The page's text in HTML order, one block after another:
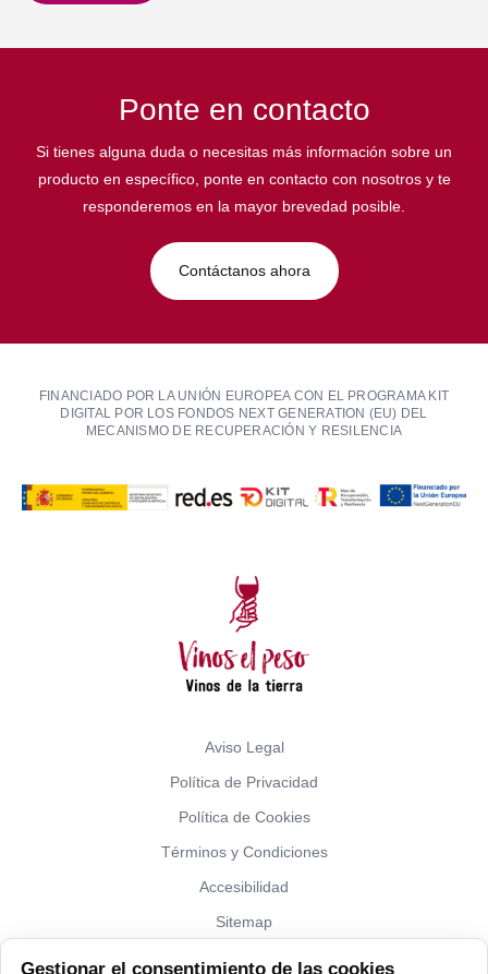
Ponte en contacto
Si tienes alguna duda o necesitas más información sobre un
producto en específico, ponte en contacto con nosotros y te
responderemos en la mayor brevedad posible.
Contáctanos ahora
FINANCIADO POR LA UNIÓN EUROPEA CON EL PROGRAMA KIT
DIGITAL POR LOS FONDOS NEXT GENERATION (EU) DEL
MECANISMO DE RECUPERACIÓN Y RESILENCIA
Aviso Legal
Política de Privacidad
Política de Cookies
Términos y Condiciones
Accesibilidad
Sitemap
Gestionar el consentimiento de las cookies